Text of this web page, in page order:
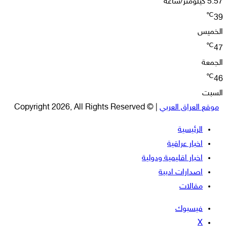
العراق العربي| © Copyright 2026, All Rights Reserved
الرئيسية
اخبار عراقية
اخبار اقليمية ودولية
اصدارات ادبية
مقالات
فيسبوك